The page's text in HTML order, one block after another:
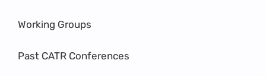
Working Groups
Past CATR Conferences